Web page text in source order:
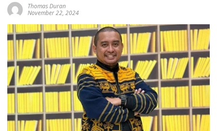
Thomas Duran
November 22, 2024